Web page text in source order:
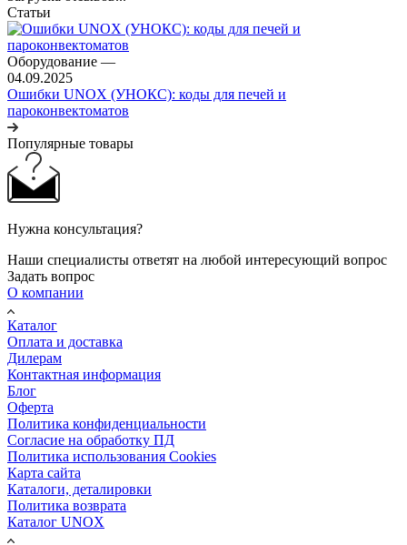
Статьи
Оборудование —
04.09.2025
Ошибки UNOX (УНОКС): коды для печей и
пароконвектоматов
Популярные товары
Нужна консультация?
Наши специалисты ответят на любой интересующий вопрос
Задать вопрос
О компании
Каталог
Оплата и доставка
Дилерам
Контактная информация
Блог
Оферта
Политика конфиденциальности
Согласие на обработку ПД
Политика использования Cookies
Карта сайта
Каталоги, деталировки
Политика возврата
Каталог UNOX